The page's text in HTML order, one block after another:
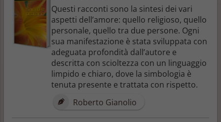
Questi racconti sono la sintesi dei vari
aspetti dell’amore: quello religioso, quello
personale, quello tra due persone. Ogni
sua manifestazione è stata sviluppata con
adeguata profondità dall’autore e
descritta con scioltezza con un linguaggio
limpido e chiaro, dove la simbologia è
tenuta presente e trattata con rispetto.
Roberto Gianolio